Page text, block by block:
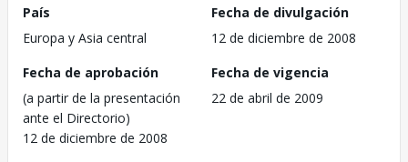
País
Europa y Asia central
Fecha de divulgación
12 de diciembre de 2008
Fecha de aprobación
(a partir de la presentación
ante el Directorio)
12 de diciembre de 2008
Fecha de vigencia
22 de abril de 2009